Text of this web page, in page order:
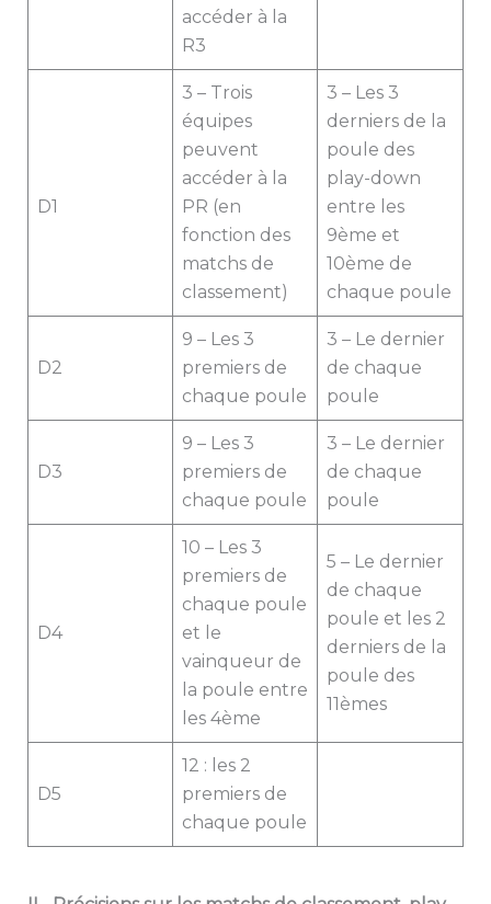
accéder à la
R3
D1
3 – Trois
équipes
peuvent
accéder à la
PR (en
fonction des
matchs de
classement)
3 – Les 3
derniers de la
poule des
play-down
entre les
9ème et
10ème de
chaque poule
D2
9 – Les 3
premiers de
chaque poule
3 – Le dernier
de chaque
poule
D3
9 – Les 3
premiers de
chaque poule
3 – Le dernier
de chaque
poule
D4
10 – Les 3
premiers de
chaque poule
et le
vainqueur de
la poule entre
les 4ème
5 – Le dernier
de chaque
poule et les 2
derniers de la
poule des
11èmes
D5
12 : les 2
premiers de
chaque poule